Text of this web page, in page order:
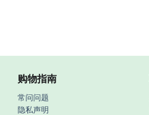
购物指南
常问问题
隐私声明